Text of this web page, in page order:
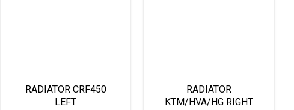
RADIATOR CRF450
LEFT
RADIATOR
KTM/HVA/HG RIGHT